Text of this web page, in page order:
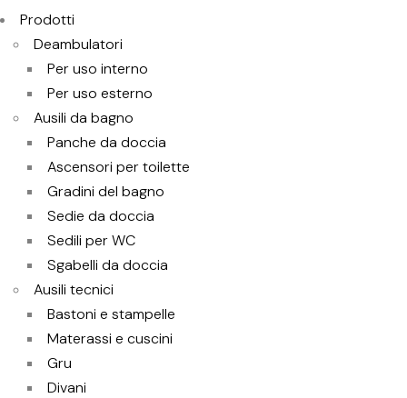
Prodotti
Deambulatori
Per uso interno
Per uso esterno
Ausili da bagno
Panche da doccia
Ascensori per toilette
Gradini del bagno
Sedie da doccia
Sedili per WC
Sgabelli da doccia
Ausili tecnici
Bastoni e stampelle
Materassi e cuscini
Gru
Divani